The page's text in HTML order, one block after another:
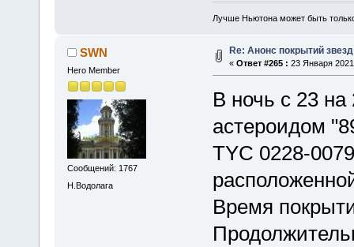
Лучше Ньютона может быть
SWN
Hero Member
Сообщений: 1767
Н.Водолага
Re: Анонс покрытий
« Ответ #265 : 23 Января
В ночь с 23 на
астероидом
TYC 0228-
Время